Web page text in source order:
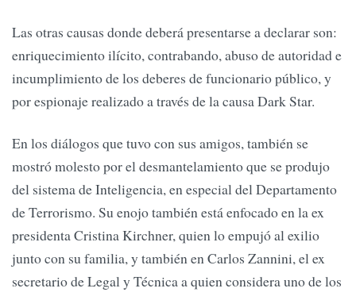
Las otras causas donde deberá presentarse a declarar son:
enriquecimiento ilícito, contrabando, abuso de autoridad e
incumplimiento de los deberes de funcionario público, y
por espionaje realizado a través de la causa Dark Star.
En los diálogos que tuvo con sus amigos, también se
mostró molesto por el desmantelamiento que se produjo
del sistema de Inteligencia, en especial del Departamento
de Terrorismo. Su enojo también está enfocado en la ex
presidenta Cristina Kirchner, quien lo empujó al exilio
junto con su familia, y también en Carlos Zannini, el ex
secretario de Legal y Técnica a quien considera uno de los